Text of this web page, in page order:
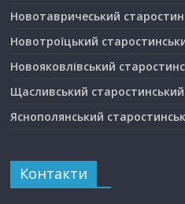
Новотавричеський
Новотроїцький
Новояковлівський
Щасливський
Яснополянський
Контакти